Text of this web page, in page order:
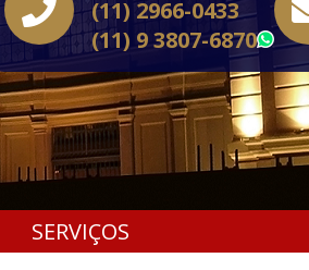
(11) 2966-0433
(11) 9 3807-6870
SERVIÇOS